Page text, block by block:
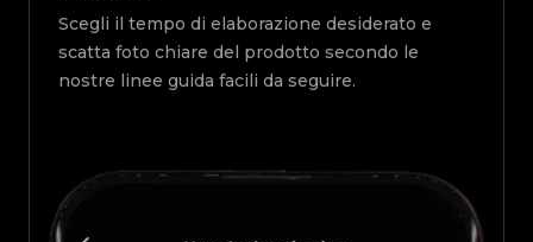
Scegli il tempo di elaborazione desiderato e
scatta foto chiare del prodotto secondo le
nostre linee guida facili da seguire.